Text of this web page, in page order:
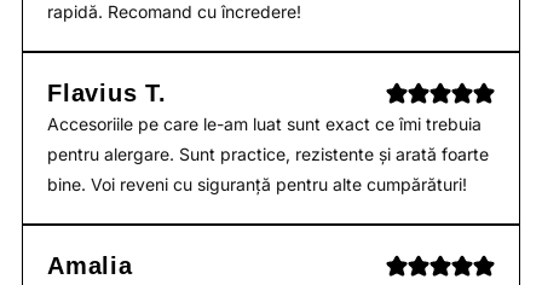
rapidă. Recomand cu încredere!
Flavius T.
Accesoriile pe care le-am luat sunt exact ce îmi trebuia
pentru alergare. Sunt practice, rezistente și arată foarte
bine. Voi reveni cu siguranță pentru alte cumpărături!
Amalia